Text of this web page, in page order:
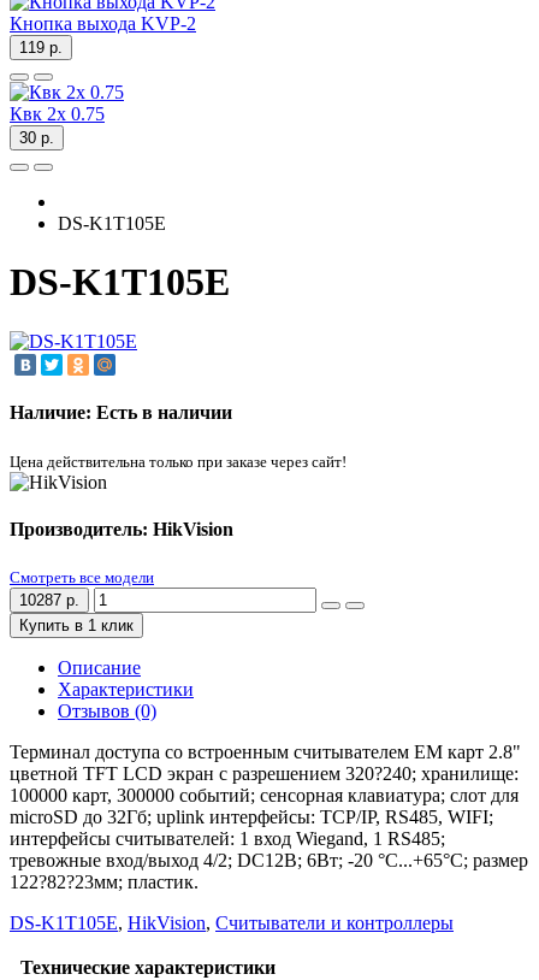
Кнопка выхода KVP-2
119 р.
Квк 2х 0.75
30 р.
DS-K1T105E
DS-K1T105E
Наличие: Есть в наличии
Цена действительна только при заказе через сайт!
Производитель: HikVision
Смотреть все модели
10287 р.
Купить в 1 клик
Описание
Характеристики
Отзывов (0)
Терминал доступа со встроенным считывателем EM карт 2.8"
цветной TFT LCD экран с разрешением 320?240; хранилище:
100000 карт, 300000 событий; сенсорная клавиатура; слот для
microSD до 32Гб; uplink интерфейсы: TCP/IP, RS485, WIFI;
интерфейсы считывателей: 1 вход Wiegand, 1 RS485;
тревожные вход/выход 4/2; DC12В; 6Вт; -20 °C...+65°C; размер
122?82?23мм; пластик.
DS-K1T105E, HikVision, Считыватели и контроллеры
Технические характеристики